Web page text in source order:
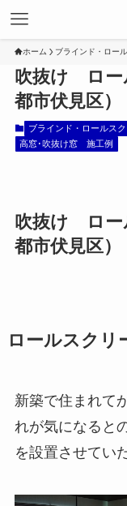
ホーム ブラインド・ロー
吹抜け ロー
都市伏見区）
ブラインド・ロールス
高窓･吹抜け窓 施工例
吹抜け ロー
都市伏見区）
ロールスクリ
新築で住まれて
れが気になると
を設置させてい